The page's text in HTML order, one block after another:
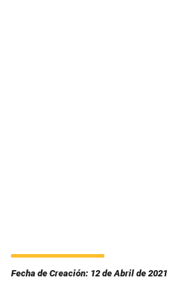
Fecha de Creación: 12 de Abril de 2021